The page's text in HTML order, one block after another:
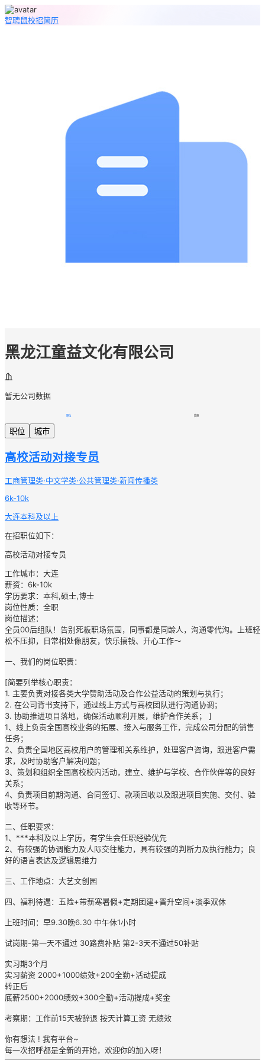
智聘鼠校招简历
黑龙江童益文化有限公司
暂无公司数据
职位 简章
职位 城市
高校活动对接专员
工商管理类·中文学类·公共管理类·新闻传播类
6k-10k
大连本科及以上
在招职位如下：
高校活动对接专员
工作城市：大连
薪资：6k-10k
学历要求：本科,硕士,博士
岗位性质：全职
岗位描述：
全员00后组队！告别死板职场氛围，同事都是同龄人，沟通零代沟。上班轻
松不压抑，日常相处像朋友，快乐搞钱、开心工作～
一、我们的岗位职责：
[简要列举核心职责：
1. 主要负责对接各类大学赞助活动及合作公益活动的策划与执行；
2. 在公司背书支持下，通过线上方式与高校团队进行沟通协调；
3. 协助推进项目落地，确保活动顺利开展，维护合作关系； ]
1、线上负责全国高校业务的拓展、接入与服务工作，完成公司分配的销售
任务；
2、负责全国地区高校用户的管理和关系维护，处理客户咨询，跟进客户需
求，及时协助客户解决问题；
3、策划和组织全国高校校内活动，建立、维护与学校、合作伙伴等的良好
关系；
4、负责项目前期沟通、合同签订、款项回收以及跟进项目实施、交付、验
收等环节。
二、任职要求：
1、***本科及以上学历，有学生会任职经验优先
2、有较强的协调能力及人际交往能力，具有较强的判断力及执行能力；良
好的语言表达及逻辑思维力
三、工作地点：大艺文创园
四、福利待遇：五险+带薪寒暑假+定期团建+晋升空间+淡季双休
上班时间：早9.30晚6.30 中午休1小时
试岗期-第一天不通过 30路费补贴 第2-3天不通过50补贴
实习期3个月
实习薪资 2000+1000绩效+200全勤+活动提成
转正后
底薪2500+2000绩效+300全勤+活动提成+奖金
考察期：工作前15天被辞退 按天计算工资 无绩效
你有想法 ! 我有平台~
每一次招呼都是全新的开始，欢迎你的加入呀！